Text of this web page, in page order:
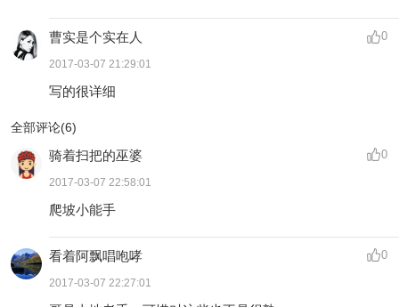
0
曹实是个实在人
2017-03-07 21:29:01
写的很详细
全部评论(6)
0
骑着扫把的巫婆
2017-03-07 22:58:01
爬坡小能手
0
看着阿飘唱咆哮
2017-03-07 22:27:01